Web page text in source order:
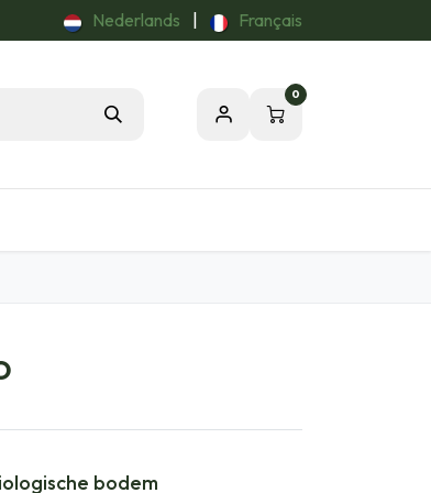
Nederlands Français
0
bodem